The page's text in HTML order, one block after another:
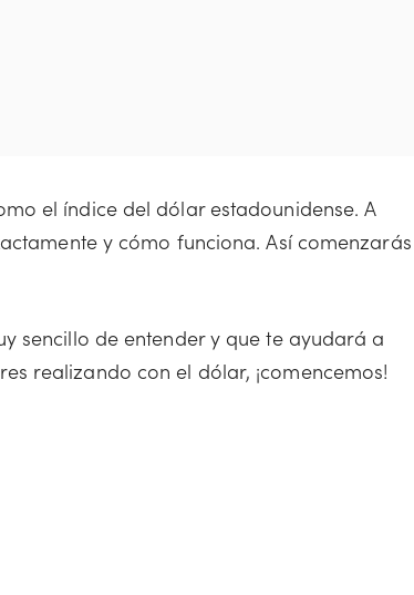
el índice del dólar estadounidense. A
y cómo funciona. Así
sencillo de entender y que te ayudará a
realizando con el dólar, ¡comencemos!